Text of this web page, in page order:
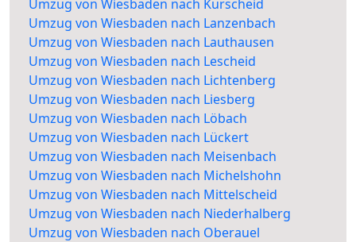
Umzug von Wiesbaden nach Kurscheid
Umzug von Wiesbaden nach Lanzenbach
Umzug von Wiesbaden nach Lauthausen
Umzug von Wiesbaden nach Lescheid
Umzug von Wiesbaden nach Lichtenberg
Umzug von Wiesbaden nach Liesberg
Umzug von Wiesbaden nach Löbach
Umzug von Wiesbaden nach Lückert
Umzug von Wiesbaden nach Meisenbach
Umzug von Wiesbaden nach Michelshohn
Umzug von Wiesbaden nach Mittelscheid
Umzug von Wiesbaden nach Niederhalberg
Umzug von Wiesbaden nach Oberauel